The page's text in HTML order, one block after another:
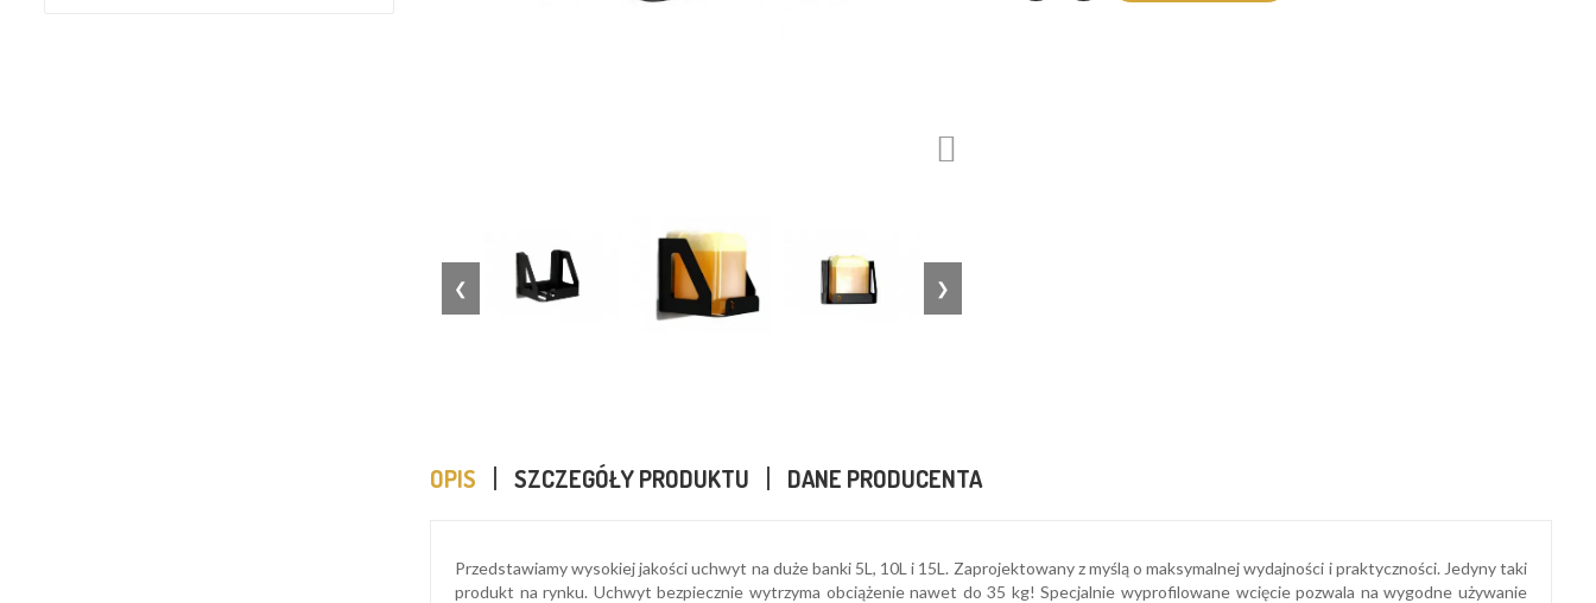

❮ ❯
OPIS SZCZEGÓŁY PRODUKTU DANE PRODUCENTA
Przedstawiamy wysokiej jakości uchwyt na duże banki 5L, 10L i 15L. Zaprojektowany z myślą o maksymalnej wydajności i praktyczności. Jedyny taki
produkt na rynku. Uchwyt bezpiecznie wytrzyma obciążenie nawet do 35 kg! Specjalnie wyprofilowane wcięcie pozwala na wygodne używanie